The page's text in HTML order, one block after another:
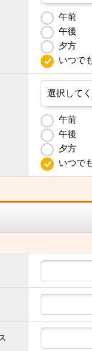
午前
午後
夕方
いつで
午前
午後
夕方
いつで